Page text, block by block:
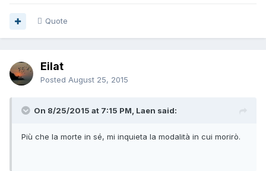
Quote
Eilat
Posted August 25, 2015
On 8/25/2015 at 7:15 PM, Laen said:
Più che la morte in sé, mi inquieta la modalità in cui morirò.